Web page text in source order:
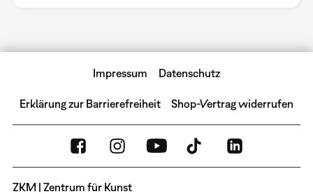
Impressum Datenschutz
Erklärung zur Barrierefreiheit Shop-Vertrag widerrufen
ZKM | Zentrum für Kunst